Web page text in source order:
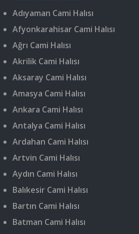
Adıyaman Cami Halısı
Afyonkarahisar Cami Halısı
Ağrı Cami Halısı
Akrilik Cami Halısı
Aksaray Cami Halısı
Amasya Cami Halısı
Ankara Cami Halısı
Antalya Cami Halısı
Ardahan Cami Halısı
Artvin Cami Halısı
Aydın Cami Halısı
Balıkesir Cami Halısı
Bartın Cami Halısı
Batman Cami Halısı